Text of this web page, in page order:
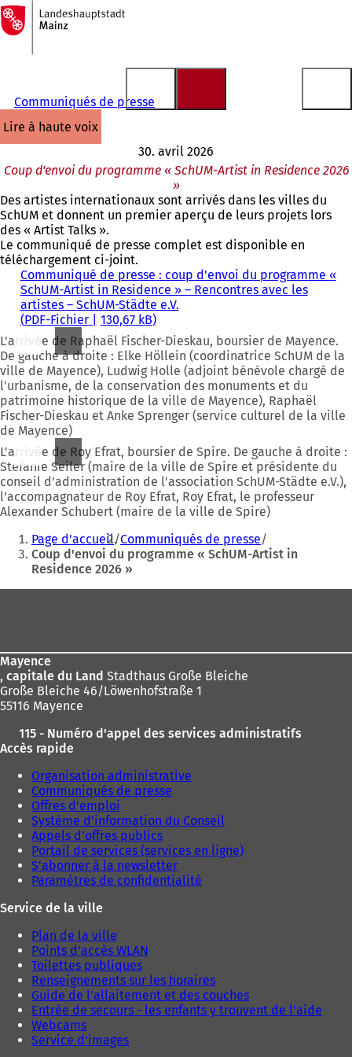
Accéder au contenu
Vers
la
page
d'accueil
Communiqués de presse
lire à haute voix
30. avril 2026
Coup d'envoi du programme « SchUM-Artist in Residence 2026
»
Des artistes internationaux sont arrivés dans les villes du
SchUM et donnent un premier aperçu de leurs projets lors
des « Artist Talks ».
Le communiqué de presse complet est disponible en
téléchargement ci-joint.
Communiqué de presse : coup d'envoi du programme «
SchUM-Artist in Residence » – Rencontres avec les
artistes – SchUM-Städte e.V.
PDF-Fichier
130,67 kB
L'arrivée de Raphaël Fischer-Dieskau, boursier de Mayence.
De gauche à droite : Elke Höllein (coordinatrice SchUM de la
ville de Mayence), Ludwig Holle (adjoint bénévole chargé de
l'urbanisme, de la conservation des monuments et du
patrimoine historique de la ville de Mayence), Raphaël
Fischer-Dieskau et Anke Sprenger (service culturel de la ville
de Mayence)
L'arrivée de Roy Efrat, boursier de Spire. De gauche à droite :
Stefanie Seiler (maire de la ville de Spire et présidente du
conseil d'administration de l'association SchUM-Städte e.V.),
l'accompagnateur de Roy Efrat, Roy Efrat, le professeur
Alexander Schubert (maire de la ville de Spire)
Vous
êtes
:
Page d'accueil Communiqués de presse
Coup d'envoi du programme « SchUM-Artist in
Residence 2026 »
Mayence
, capitale du Land Stadthaus Große Bleiche
Große Bleiche 46/Löwenhofstraße 1
55116 Mayence
115 - Numéro d'appel des services administratifs
Accès rapide
Organisation administrative
Communiqués de presse
Offres d'emploi
Système d'information du Conseil
Appels d'offres publics
Portail de services (services en ligne)
S'abonner à la newsletter
Paramètres de confidentialité
Service de la ville
Plan de la ville
Points d'accès WLAN
Toilettes publiques
Renseignements sur les horaires
Guide de l'allaitement et des couches
Entrée de secours - les enfants y trouvent de l'aide
Webcams
Service d'images